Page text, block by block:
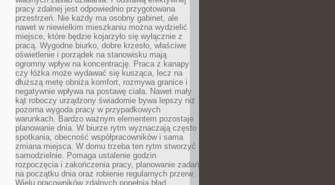
pracy zdalnej jest odpowiednio przygotowana
przestrzeń. Nie każdy ma osobny gabinet, ale
nawet w niewielkim mieszkaniu można wydzielić
miejsce, które będzie kojarzyło się wyłącznie z
pracą. Wygodne biurko, dobre krzesło, właściwe
oświetlenie i porządek na stanowisku mają
ogromny wpływ na koncentrację. Praca z kanapy
czy łóżka może wydawać się kusząca, lecz na
dłuższą metę obniża komfort, rozmywa granice i
negatywnie wpływa na postawę ciała. Nawet mały
kąt roboczy urządzony świadomie bywa lepszy niż
pozorna wygoda pracy w przypadkowych
warunkach. Bardzo ważnym elementem pozostaje
planowanie dnia. W biurze rytm wyznaczają często
spotkania, obecność współpracowników i sama
zmiana miejsca. W domu trzeba ten rytm stworzyć
samodzielnie. Pomaga ustalenie godzin
rozpoczęcia i zakończenia pracy, planowanie zadań
na początku dnia oraz robienie regularnych przerw.
Wielu pracowników zdalnych popełnia błąd